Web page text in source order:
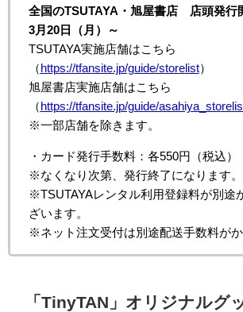
全国のTSUTAYA・旭屋書店 店頭発行
3月20日（月）～
TSUTAYA実施店舗はこちら
（ https://tfansite.jp/guide/storelist）
旭屋書店実施店舗はこちら
（ https://tfansite.jp/guide/
※一部店舗を除きます。
・カード発行手数料：各550円（税込）
※なくなり次第、発行終了になります。
※TSUTAYAレンタル利用登録料が別途
ざいます。
※ネット注文受付は別途配送手数料がか
「TinyTAN」オリジナルグ